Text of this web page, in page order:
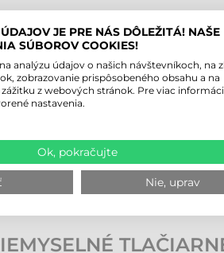
značky Sato poskytujú
vrátane papiera, plastov a
tvoria špičku v segmente
Carl Valentin sú známe
ich špecifickým potrebám. Sú
JE PRE NÁS DÔLEŽITÁ! NAŠE
SÚBOROV COOKIES!
analýzu údajov o našich návštevníkoch, na
zobrazovanie prispôsobeného obsahu a na
z webových stránok. Pre viac
nastavenia.
Ok, pokračujte
Nie, uprav